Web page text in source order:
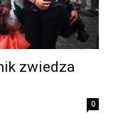
zwiedza
0